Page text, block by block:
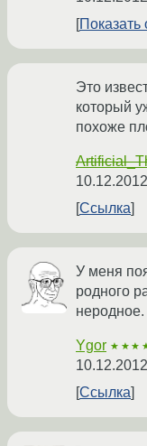
Показать
Это
который
похоже
Ссылка
У меня
родного
неродное.
Ygor
Ссылка